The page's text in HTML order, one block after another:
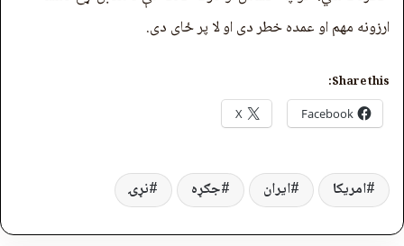
ارزونه مهم او عمده خطر دی او لا پر ځای دی.
Share this:
Facebook
X
امریکا ایران جګړه نړۍ